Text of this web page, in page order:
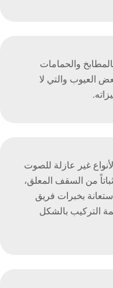
والحمامات
العيوب والتي لا
غير عازلة للصوت
من السقف المعلق،
بخبرات فريق
التركيب بالشكل